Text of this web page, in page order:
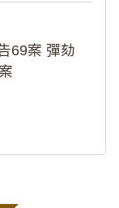
69案 彈劾